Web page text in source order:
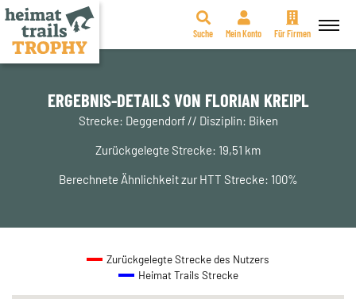
Zum
Suche Mein Konto Für Firmen
ERGEBNIS-DETAILS VON FLORIAN KREIPL
Strecke: Deggendorf // Disziplin: Biken
Zurückgelegte Strecke: 19,51 km
Berechnete Ähnlichkeit zur HTT Strecke: 100%
Zurückgelegte Strecke des Nutzers
Heimat Trails Strecke